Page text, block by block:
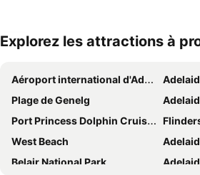
Explorez les attractions à
Aéroport international d'Adélaïde
Plage de Genelg
Port Princess Dolphin Cruises
West Beach
Belair National Park